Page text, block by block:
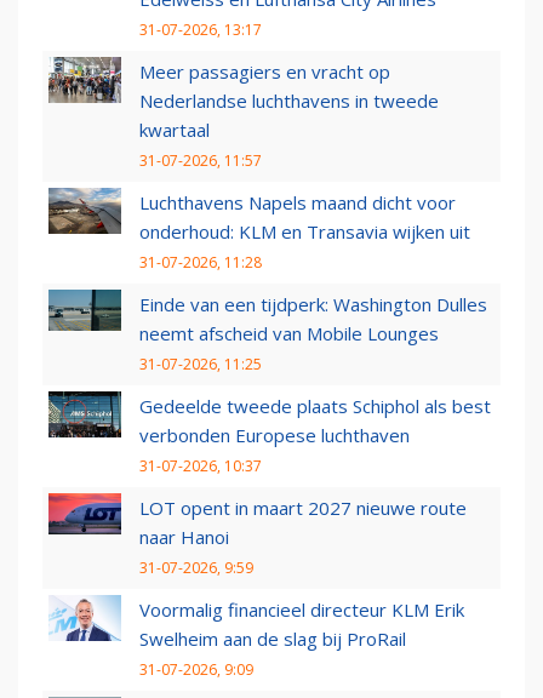
31-07-2026, 13:17
Meer passagiers en vracht op
Nederlandse luchthavens in tweede
kwartaal
31-07-2026, 11:57
Luchthavens Napels maand dicht voor
onderhoud: KLM en Transavia wijken uit
31-07-2026, 11:28
Einde van een tijdperk: Washington Dulles
neemt afscheid van Mobile Lounges
31-07-2026, 11:25
Gedeelde tweede plaats Schiphol als best
verbonden Europese luchthaven
31-07-2026, 10:37
LOT opent in maart 2027 nieuwe route
naar Hanoi
31-07-2026, 9:59
Voormalig financieel directeur KLM Erik
Swelheim aan de slag bij ProRail
31-07-2026, 9:09